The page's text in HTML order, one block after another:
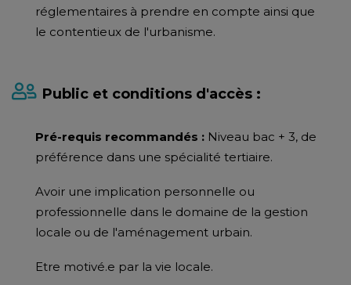
réglementaires à prendre en compte ainsi que
le contentieux de l'urbanisme.
Public et conditions d'accès :
Pré-requis recommandés : Niveau bac + 3, de
préférence dans une spécialité tertiaire.
Avoir une implication personnelle ou
professionnelle dans le domaine de la gestion
locale ou de l'aménagement urbain.
Etre motivé.e par la vie locale.